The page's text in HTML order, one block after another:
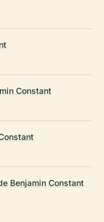
Constant
Benjamin Constant